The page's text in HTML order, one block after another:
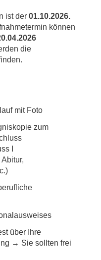
ist der 01.10.2026.
können
die
mit Foto
zum
I
über Ihre
→ Sie sollten frei